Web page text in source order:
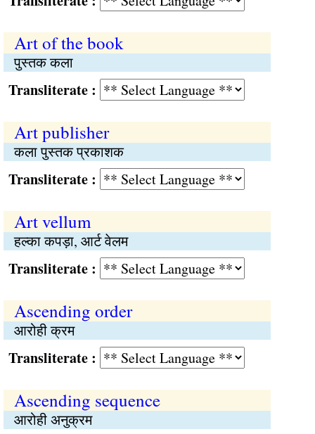
Art of the book
पुस्तक कला
:
Art publisher
कला पुस्तक प्रकाशक
:
Art vellum
हल्का कपड़ा, आर्ट वेलम
:
Ascending order
आरोही क्रम
:
Ascending sequence
आरोही अनुक्रम